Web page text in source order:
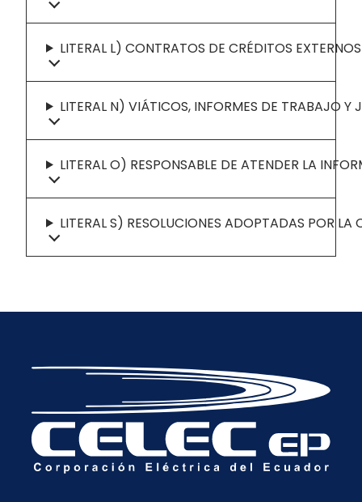
LITERAL L) CONTRATOS DE CRÉDITOS
LITERAL N) VIÁTICOS, INFORMES DE TRABAJO Y
LITERAL O) RESPONSABLE DE ATENDER LA
LITERAL S) RESOLUCIONES ADOPTADAS POR LA